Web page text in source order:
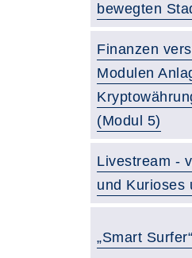
bewegten
Finanzen
Modulen
(Modul 5)
Livestream -
und Kurioses
„Smart